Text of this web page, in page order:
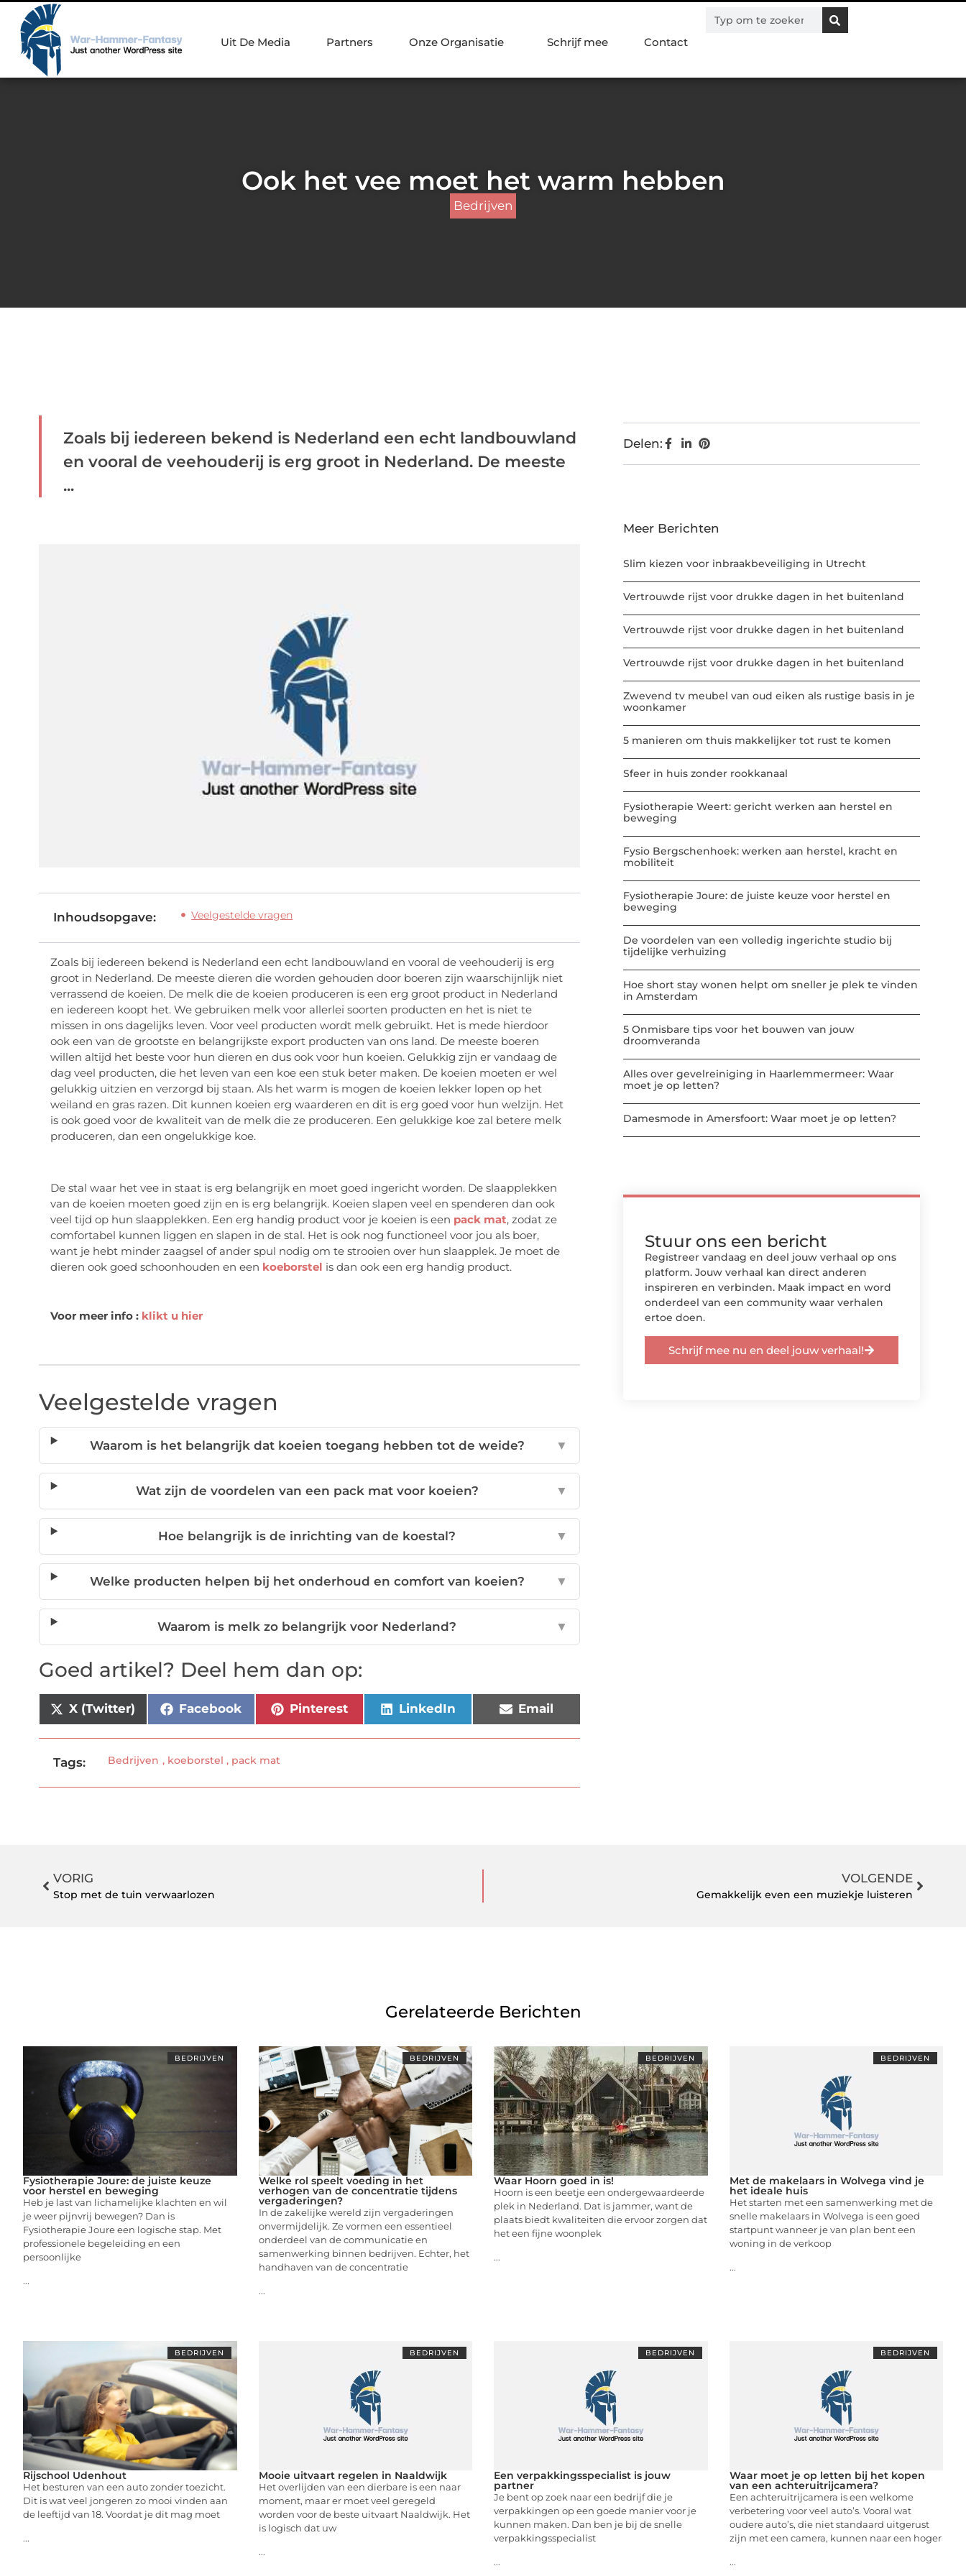
Uit De Media Partners Onze Organisatie Schrijf mee Contact
Ook het vee moet het warm hebben
Bedrijven
Zoals bij iedereen bekend is Nederland een echt landbouwland
en vooral de veehouderij is erg groot in Nederland. De meeste
...
Inhoudsopgave: Veelgestelde vragen
Zoals bij iedereen bekend is Nederland een echt landbouwland en vooral de veehouderij is erg
groot in Nederland. De meeste dieren die worden gehouden door boeren zijn waarschijnlijk niet
verrassend de koeien. De melk die de koeien produceren is een erg groot product in Nederland
en iedereen koopt het. We gebruiken melk voor allerlei soorten producten en het is niet te
missen in ons dagelijks leven. Voor veel producten wordt melk gebruikt. Het is mede hierdoor
ook een van de grootste en belangrijkste export producten van ons land. De meeste boeren
willen altijd het beste voor hun dieren en dus ook voor hun koeien. Gelukkig zijn er vandaag de
dag veel producten, die het leven van een koe een stuk beter maken. De koeien moeten er wel
gelukkig uitzien en verzorgd bij staan. Als het warm is mogen de koeien lekker lopen op het
weiland en gras razen. Dit kunnen koeien erg waarderen en dit is erg goed voor hun welzijn. Het
is ook goed voor de kwaliteit van de melk die ze produceren. Een gelukkige koe zal betere melk
produceren, dan een ongelukkige koe.
De stal waar het vee in staat is erg belangrijk en moet goed ingericht worden. De slaapplekken
van de koeien moeten goed zijn en is erg belangrijk. Koeien slapen veel en spenderen dan ook
veel tijd op hun slaapplekken. Een erg handig product voor je koeien is een pack mat, zodat ze
comfortabel kunnen liggen en slapen in de stal. Het is ook nog functioneel voor jou als boer,
want je hebt minder zaagsel of ander spul nodig om te strooien over hun slaapplek. Je moet de
dieren ook goed schoonhouden en een koeborstel is dan ook een erg handig product.
Voor meer info : klikt u hier
Veelgestelde vragen
Waarom is het belangrijk dat koeien toegang hebben tot de weide? ▼
Wat zijn de voordelen van een pack mat voor koeien? ▼
Hoe belangrijk is de inrichting van de koestal? ▼
Welke producten helpen bij het onderhoud en comfort van koeien? ▼
Waarom is melk zo belangrijk voor Nederland? ▼
Goed artikel? Deel hem dan op:
X (Twitter) Facebook Pinterest LinkedIn Email
Tags: Bedrijven , koeborstel , pack mat
Delen:
Meer Berichten
Slim kiezen voor inbraakbeveiliging in Utrecht
Vertrouwde rijst voor drukke dagen in het buitenland
Vertrouwde rijst voor drukke dagen in het buitenland
Vertrouwde rijst voor drukke dagen in het buitenland
Zwevend tv meubel van oud eiken als rustige basis in je
woonkamer
5 manieren om thuis makkelijker tot rust te komen
Sfeer in huis zonder rookkanaal
Fysiotherapie Weert: gericht werken aan herstel en
beweging
Fysio Bergschenhoek: werken aan herstel, kracht en
mobiliteit
Fysiotherapie Joure: de juiste keuze voor herstel en
beweging
De voordelen van een volledig ingerichte studio bij
tijdelijke verhuizing
Hoe short stay wonen helpt om sneller je plek te vinden
in Amsterdam
5 Onmisbare tips voor het bouwen van jouw
droomveranda
Alles over gevelreiniging in Haarlemmermeer: Waar
moet je op letten?
Damesmode in Amersfoort: Waar moet je op letten?
Stuur ons een bericht
Registreer vandaag en deel jouw verhaal op ons
platform. Jouw verhaal kan direct anderen
inspireren en verbinden. Maak impact en word
onderdeel van een community waar verhalen
ertoe doen.
Schrijf mee nu en deel jouw verhaal!
VORIG
Stop met de tuin verwaarlozen
VOLGENDE
Gemakkelijk even een muziekje luisteren
Gerelateerde Berichten
BEDRIJVEN
Fysiotherapie Joure: de juiste keuze
voor herstel en beweging
Heb je last van lichamelijke klachten en wil
je weer pijnvrij bewegen? Dan is
Fysiotherapie Joure een logische stap. Met
professionele begeleiding en een
persoonlijke
...
BEDRIJVEN
Welke rol speelt voeding in het
verhogen van de concentratie tijdens
vergaderingen?
In de zakelijke wereld zijn vergaderingen
onvermijdelijk. Ze vormen een essentieel
onderdeel van de communicatie en
samenwerking binnen bedrijven. Echter, het
handhaven van de concentratie
...
BEDRIJVEN
Waar Hoorn goed in is!
Hoorn is een beetje een ondergewaardeerde
plek in Nederland. Dat is jammer, want de
plaats biedt kwaliteiten die ervoor zorgen dat
het een fijne woonplek
...
BEDRIJVEN
Met de makelaars in Wolvega vind je
het ideale huis
Het starten met een samenwerking met de
snelle makelaars in Wolvega is een goed
startpunt wanneer je van plan bent een
woning in de verkoop
...
BEDRIJVEN
Rijschool Udenhout
Het besturen van een auto zonder toezicht.
Dit is wat veel jongeren zo mooi vinden aan
de leeftijd van 18. Voordat je dit mag moet
...
BEDRIJVEN
Mooie uitvaart regelen in Naaldwijk
Het overlijden van een dierbare is een naar
moment, maar er moet veel geregeld
worden voor de beste uitvaart Naaldwijk. Het
is logisch dat uw
...
BEDRIJVEN
Een verpakkingsspecialist is jouw
partner
Je bent op zoek naar een bedrijf die je
verpakkingen op een goede manier voor je
kunnen maken. Dan ben je bij de snelle
verpakkingsspecialist
...
BEDRIJVEN
Waar moet je op letten bij het kopen
van een achteruitrijcamera?
Een achteruitrijcamera is een welkome
verbetering voor veel auto’s. Vooral wat
oudere auto’s, die niet standaard uitgerust
zijn met een camera, kunnen naar een hoger
...